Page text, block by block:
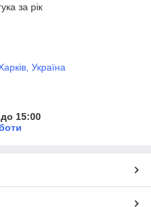
за рік
Україна
до 15:00